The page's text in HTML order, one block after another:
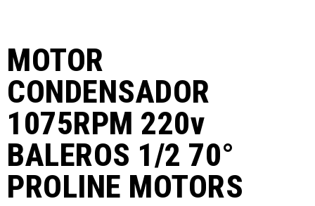
MOTOR
CONDENSADOR
1075RPM 220v
BALEROS 1/2 70°
PROLINE MOTORS